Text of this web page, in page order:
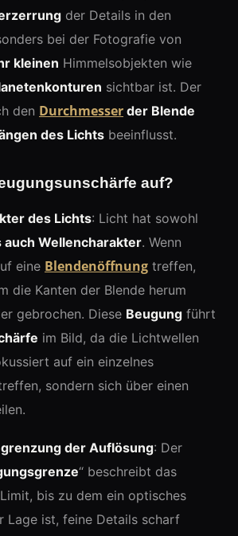
der Details in den
bei der Fotografie von
kleinen Himmelsobjekten wie
sichtbar ist. Der
den Durchmesser der Blende
des Lichts beeinflusst.
auf?
des Lichts: Licht hat sowohl
auch Wellencharakter. Wenn
eine Blendenöffnung treffen,
die Kanten der Blende herum
gebrochen. Diese Beugung führt
im Bild, da die Lichtwellen
auf ein einzelnes
sondern sich über einen
der Auflösung: Der
“ beschreibt das
bis zu dem ein optisches
Lage ist, feine Details scharf